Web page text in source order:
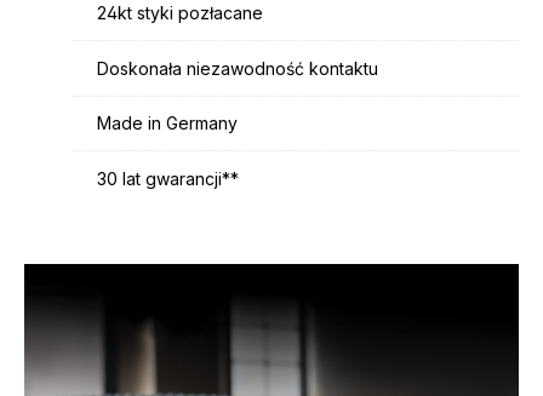
24kt styki pozłacane
Doskonała niezawodność kontaktu
Made in Germany
30 lat gwarancji**